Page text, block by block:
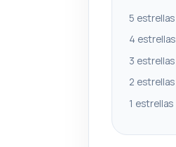
5 estrellas
4 estrellas
3 estrellas
2 estrellas
1 estrellas